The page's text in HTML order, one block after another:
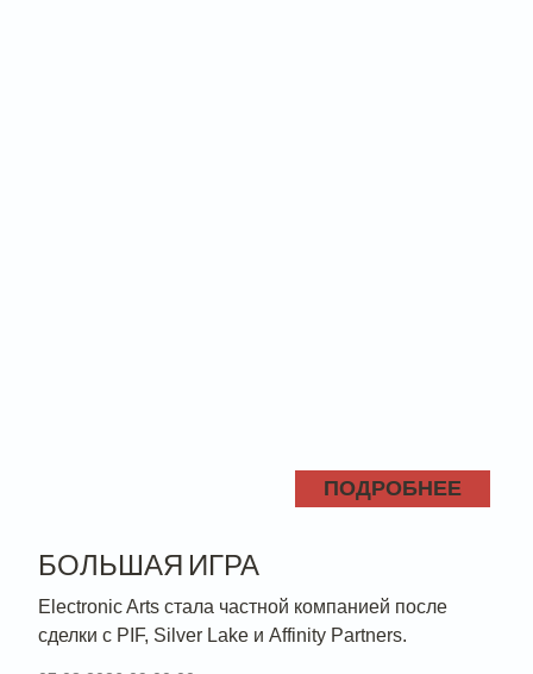
ПОДРОБНЕЕ
БОЛЬШАЯ ИГРА
Electronic Arts стала частной компанией после
сделки с PIF, Silver Lake и Affinity Partners.